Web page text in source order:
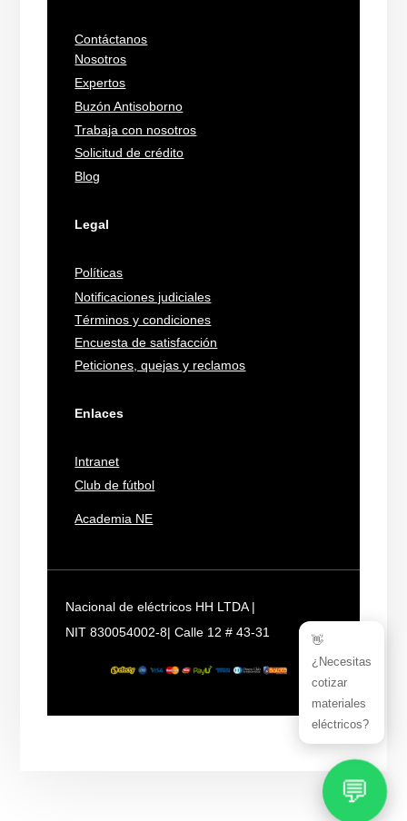
Contáctanos
Nosotros
Expertos
Buzón Antisoborno
Trabaja con nosotros
Solicitud de crédito
Blog
Legal
Políticas
Notificaciones judiciales
Términos y condiciones
Encuesta de satisfacción
Peticiones, quejas y reclamos
Enlaces
Intranet
Club de fútbol
Academia NE
👋
¿Necesitas
cotizar
materiales
eléctricos?
💬
Nacional de eléctricos HH LTDA |
NIT 830054002-8| Calle 12 # 43-31